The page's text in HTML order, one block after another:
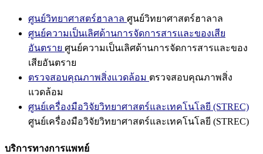
ศูนย์วิทยาศาสตร์ฮาลาล ศูนย์วิทยาศาสตร์ฮาลาล
ศูนย์ความเป็นเลิศด้านการจัดการสารและของเสีย
อันตราย ศูนย์ความเป็นเลิศด้านการจัดการสารและของ
เสียอันตราย
ตรวจสอบคุณภาพสิ่งแวดล้อม ตรวจสอบคุณภาพสิ่ง
แวดล้อม
ศูนย์เครื่องมือวิจัยวิทยาศาสตร์และเทคโนโลยี (STREC)
ศูนย์เครื่องมือวิจัยวิทยาศาสตร์และเทคโนโลยี (STREC)
บริการทางการแพทย์